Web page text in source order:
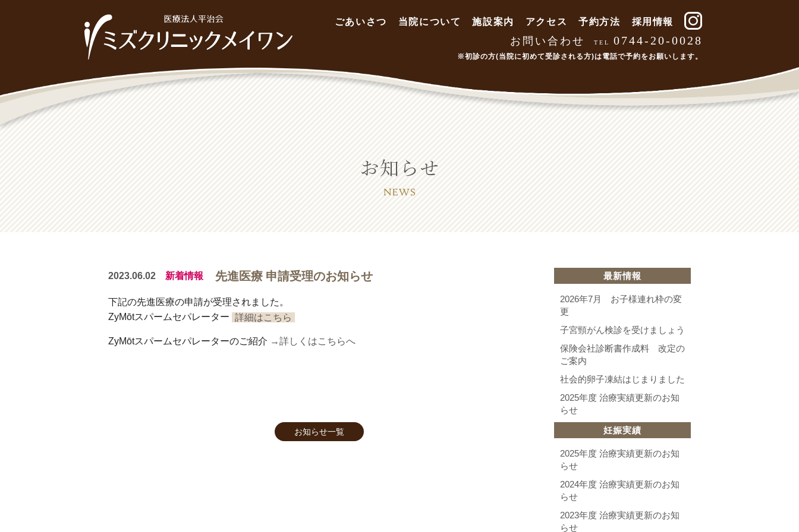
ごあいさつ 当院について 施設案内 アクセス 予約方法 採用情報
お問い合わせ TEL 0744-20-0028
※初診の方(当院に初めて受診される方)は電話で予約をお願いします。
2023.06.02 新着情報 先進医療 申請受理のお知らせ
下記の先進医療の申請が受理されました。
ZyMōtスパームセパレーター 詳細はこちら
ZyMōtスパームセパレーターのご紹介 →詳しくはこちらへ
お知らせ一覧
最新情報
2026年7月 お子様連れ枠の変
更
子宮頸がん検診を受けましょう
保険会社診断書作成料 改定の
ご案内
社会的卵子凍結はじまりました
2025年度 治療実績更新のお知
らせ
妊娠実績
2025年度 治療実績更新のお知
らせ
2024年度 治療実績更新のお知
らせ
2023年度 治療実績更新のお知
らせ